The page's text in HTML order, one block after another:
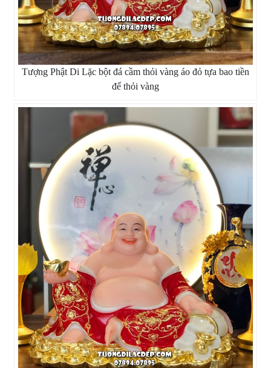
Tượng Phật Di Lặc bột đá cầm thỏi vàng áo đỏ tựa bao tiền
đế thỏi vàng